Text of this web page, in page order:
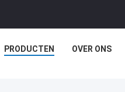
PRODUCTEN OVER ONS